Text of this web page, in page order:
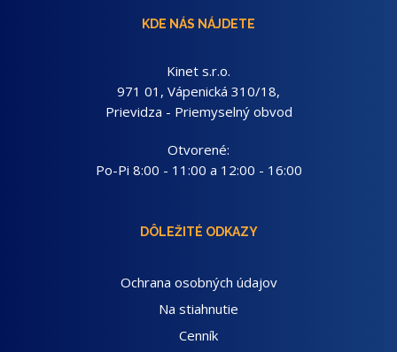
KDE NÁS NÁJDETE
Kinet s.r.o.
971 01, Vápenická 310/18,
Prievidza - Priemyselný obvod
Otvorené:
Po-Pi 8:00 - 11:00 a 12:00 - 16:00
DÔLEŽITÉ ODKAZY
Ochrana osobných údajov
Na stiahnutie
Cenník